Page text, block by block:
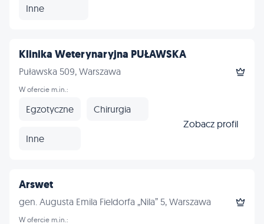
Inne
Klinika Weterynaryjna PUŁAWSKA
Puławska 509, Warszawa
W ofercie m.in.:
Egzotyczne Chirurgia
Inne
Zobacz profil
Arswet
gen. Augusta Emila Fieldorfa „Nila” 5, Warszawa
W ofercie m.in.: